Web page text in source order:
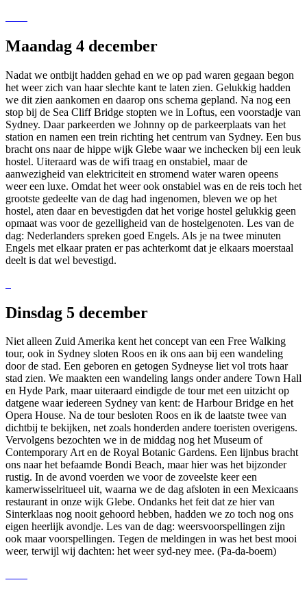
Maandag 4 december
Nadat we ontbijt hadden gehad en we op pad waren gegaan begon
het weer zich van haar slechte kant te laten zien. Gelukkig hadden
we dit zien aankomen en daarop ons schema gepland. Na nog een
stop bij de Sea Cliff Bridge stopten we in Loftus, een voorstadje van
Sydney. Daar parkeerden we Johnny op de parkeerplaats van het
station en namen een trein richting het centrum van Sydney. Een bus
bracht ons naar de hippe wijk Glebe waar we inchecken bij een leuk
hostel. Uiteraard was de wifi traag en onstabiel, maar de
aanwezigheid van elektriciteit en stromend water waren opeens
weer een luxe. Omdat het weer ook onstabiel was en de reis toch het
grootste gedeelte van de dag had ingenomen, bleven we op het
hostel, aten daar en bevestigden dat het vorige hostel gelukkig geen
opmaat was voor de gezelligheid van de hostelgenoten. Les van de
dag: Nederlanders spreken goed Engels. Als je na twee minuten
Engels met elkaar praten er pas achterkomt dat je elkaars moerstaal
deelt is dat wel bevestigd.
Dinsdag 5 december
Niet alleen Zuid Amerika kent het concept van een Free Walking
tour, ook in Sydney sloten Roos en ik ons aan bij een wandeling
door de stad. Een geboren en getogen Sydneyse liet vol trots haar
stad zien. We maakten een wandeling langs onder andere Town Hall
en Hyde Park, maar uiteraard eindigde de tour met een uitzicht op
datgene waar iedereen Sydney van kent: de Harbour Bridge en het
Opera House. Na de tour besloten Roos en ik de laatste twee van
dichtbij te bekijken, net zoals honderden andere toeristen overigens.
Vervolgens bezochten we in de middag nog het Museum of
Contemporary Art en de Royal Botanic Gardens. Een lijnbus bracht
ons naar het befaamde Bondi Beach, maar hier was het bijzonder
rustig. In de avond voerden we voor de zoveelste keer een
kamerwisselritueel uit, waarna we de dag afsloten in een Mexicaans
restaurant in onze wijk Glebe. Ondanks het feit dat ze hier van
Sinterklaas nog nooit gehoord hebben, hadden we zo toch nog ons
eigen heerlijk avondje. Les van de dag: weersvoorspellingen zijn
ook maar voorspellingen. Tegen de meldingen in was het best mooi
weer, terwijl wij dachten: het weer syd-ney mee. (Pa-da-boem)